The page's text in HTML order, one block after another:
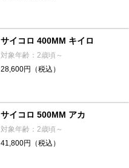
サイコロ 400MM キイロ
対象年齢：2歳頃～
28,600円（税込）
サイコロ 500MM アカ
対象年齢：2歳頃～
41,800円（税込）